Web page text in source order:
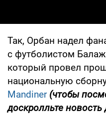
Так, Орбан надел
с футболистом
который провел
национальную
Mandiner (чтобы
доскролльте новость